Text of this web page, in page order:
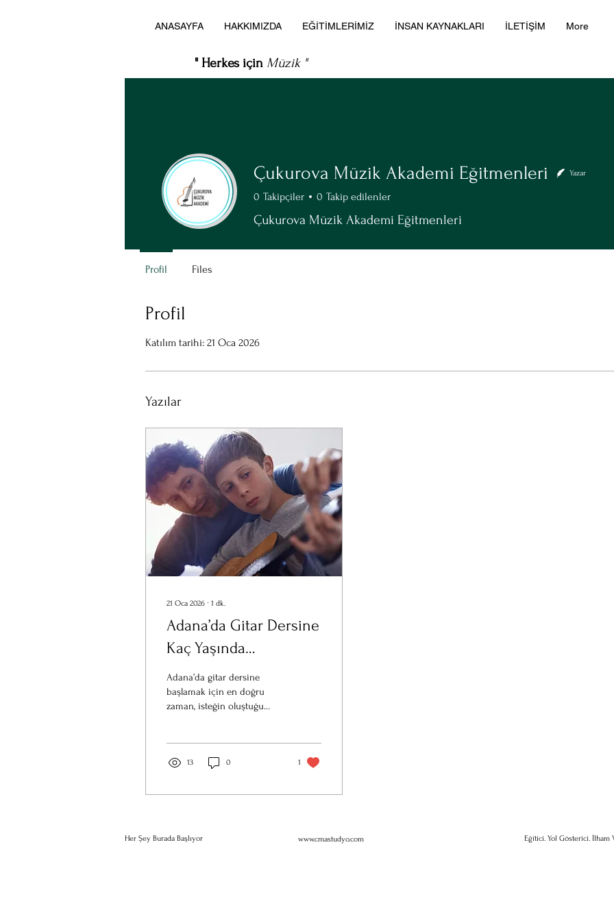
ANASAYFA HAKKIMIZDA EĞİTİMLERİMİZ İNSAN KAYNAKLARI İLETİŞİM More
" Herkes için Müzik "
Profil
Katılım tarihi: 21 Oca 2026
Yazılar
21 Oca 2026 ∙ 1 dk.
Adana’da Gitar Dersine
Kaç Yaşında
Başlanmalı?
Adana’da gitar dersine
başlamak için en doğru
zaman, isteğin oluştuğu
öğrenmek herkes için
Müzik Akademi olarak,
gelişime göre planlıyoruz.
13 0 1
Çukurova Müzik Akademi Eğitmenleri Yazar
0 Takipçiler 0 Takip edilenler
Çukurova Müzik Akademi Eğitmenleri
Profil Files
Her Şey Burada Başlıyor www.cmastudyo.com Eğitici. Yol Gösterici. İlham